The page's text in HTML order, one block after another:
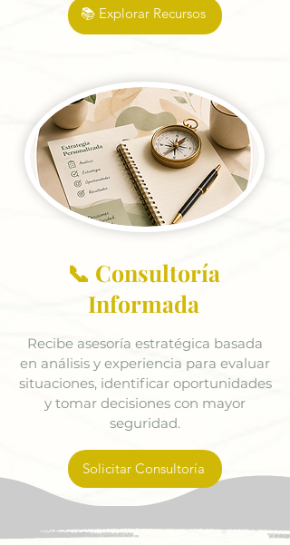
📚 Explorar Recursos
📞 Consultoría
Informada
Recibe asesoría estratégica basada
en análisis y experiencia para evaluar
situaciones, identificar oportunidades
y tomar decisiones con mayor
seguridad.
Solicitar Consultoría